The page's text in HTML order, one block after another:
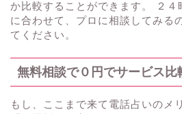
か比較することができます。 ２４
に合わせて、プロに相談してみる
てください。
無料相談で０円でサービス比
もし、ここまで来て電話占いのメ